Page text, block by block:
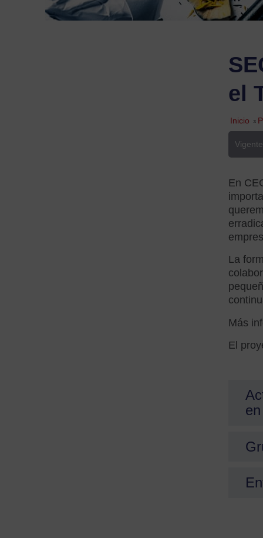
el
Inicio »
En
La
Más
El